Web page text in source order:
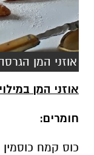
אוזני המן
אוזני המן
חומרים:
כוס קמח